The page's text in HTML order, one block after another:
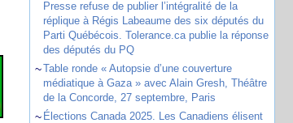
Presse refuse de publier l’intégralité de la
réplique à Régis Labeaume des six députés du
Parti Québécois. Tolerance.ca publie la réponse
des députés du PQ
~Table ronde « Autopsie d’une couverture
médiatique à Gaza » avec Alain Gresh, Théâtre
de la Concorde, 27 septembre, Paris
~ Élections Canada 2025. Les Canadiens élisent